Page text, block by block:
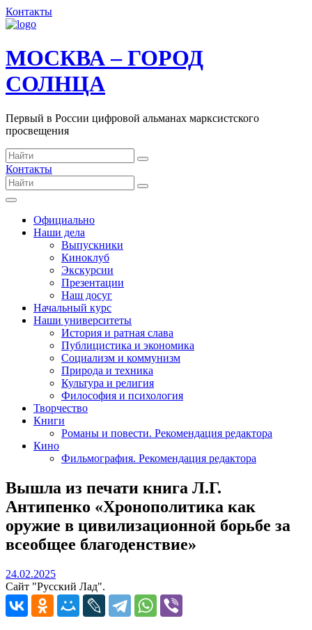
Контакты
МОСКВА – ГОРОД
СОЛНЦА
Первый в России цифровой альманах марксистского
просвещения
Контакты
Официально
Наши дела
Выпускники
Киноклуб
Экскурсии
Презентации
Наш досуг
Начальный курс
Наши университеты
История и ратная слава
Публицистика и экономика
Социализм и коммунизм
Природа и техника
Культура и религия
Философия и психология
Творчество
Книги
Романы и повести. Рекомендация редактора
Кино
Фильмография. Рекомендация редактора
Вышла из печати книга Л.Г.
Антипенко «Хронополитика как
оружие в цивилизационной борьбе за
всеобщее благоденствие»
24.02.202524.02.2025
Сайт "Русский Лад".